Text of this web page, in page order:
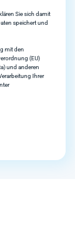
Sie sich damit
speichert und
mit den
(EU)
und anderen
Ihrer